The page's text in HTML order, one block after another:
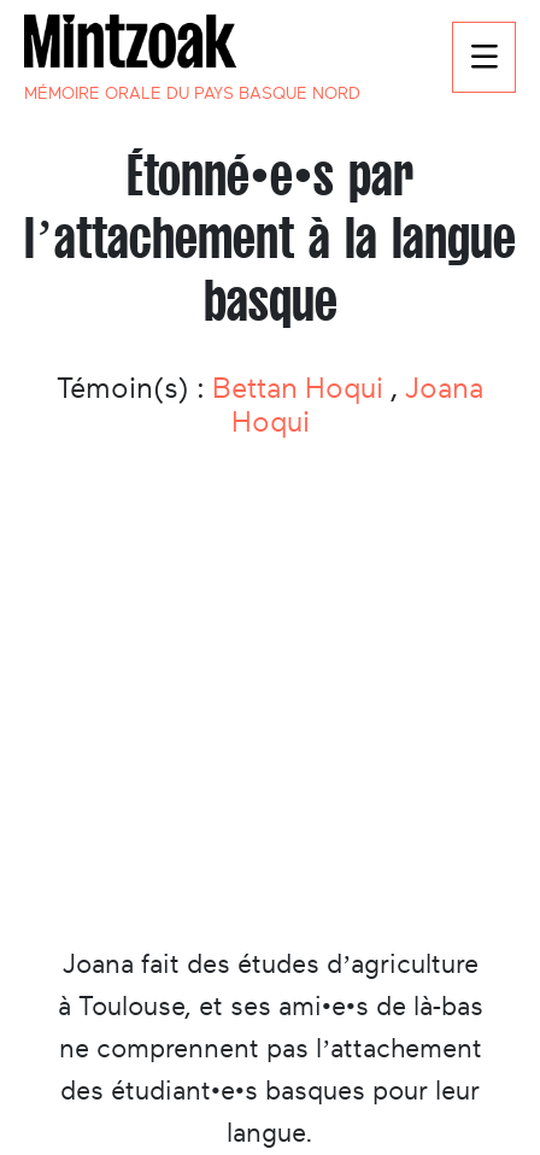
MÉMOIRE ORALE DU PAYS BASQUE NORD
Étonné•e•s par
l’attachement à la langue
basque
Témoin(s) : Bettan Hoqui , Joana
Hoqui
Joana fait des études d’agriculture
à Toulouse, et ses ami•e•s de là-bas
ne comprennent pas l’attachement
des étudiant•e•s basques pour leur
langue.